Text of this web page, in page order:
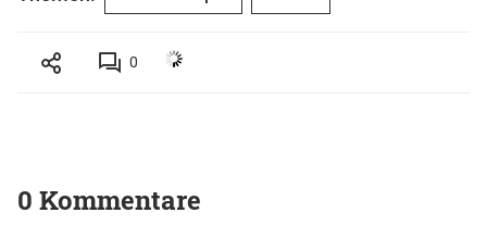
0
0 Kommentare